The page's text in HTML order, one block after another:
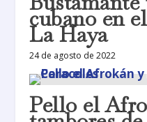
cubano en
La Haya
24 de agosto de 2022
Pello el